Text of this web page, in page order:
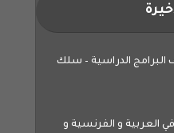
الدراسية – سلك
في العربية و الفرنسية و